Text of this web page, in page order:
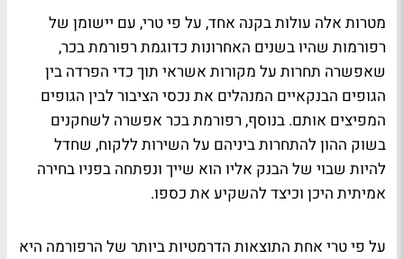
מטרות אלה עולות בקנה אחד, על פי טרי, עם יישומן של
רפורמות שהיו בשנים האחרונות כדוגמת רפורמת בכר,
שאפשרה תחרות על מקורות אשראי תוך כדי הפרדה בין
הגופים הבנקאיים המנהלים את נכסי הציבור לבין הגופים
המפיצים אותם. בנוסף, רפורמת בכר אפשרה לשחקנים
בשוק ההון להתחרות ביניהם על השירות ללקוח, שחדל
להיות שבוי של הבנק אליו הוא שייך ונפתחה בפניו בחירה
אמיתית היכן וכיצד להשקיע את כספו.
על פי טרי אחת התוצאות הדרמטיות ביותר של הרפורמה היא